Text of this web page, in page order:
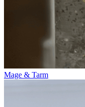
Mage & Tarm